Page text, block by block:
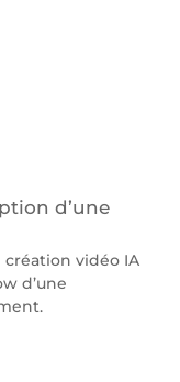
d’une
vidéo IA
d’une